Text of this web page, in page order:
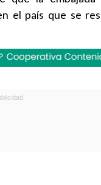
el país que se